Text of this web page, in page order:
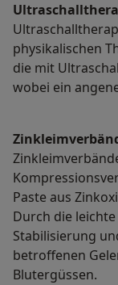
physikalischen
die mit
wobei ein
Paste aus
Durch die
Stabilisierung
betroffenen
Blutergüssen.